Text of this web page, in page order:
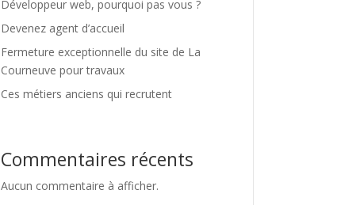
Développeur web, pourquoi pas vous ?
Devenez agent d’accueil
Fermeture exceptionnelle du site de La
Courneuve pour travaux
Ces métiers anciens qui recrutent
Commentaires récents
Aucun commentaire à afficher.